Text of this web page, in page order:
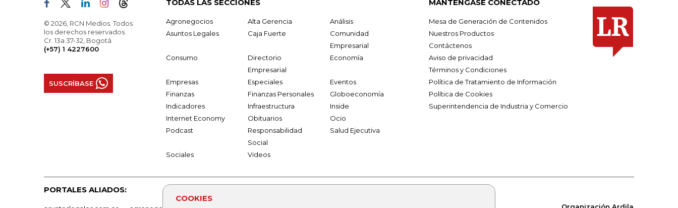
COOKIES
© 2026, RCN Medios. Todos
los derechos reservados.
Cr. 13a 37-32, Bogotá
(+57) 1 4227600
SUSCRÍBASE
TODAS LAS SECCIONES
Agronegocios Alta Gerencia
Análisis
Asuntos Legales
Caja Fuerte
Comunidad
Empresarial
Consumo
Directorio
Empresarial
Economía
Empresas Especiales
Eventos
Finanzas
Finanzas Personales
Globoeconomía
Indicadores
Infraestructura
Inside
Internet Economy
Obituarios
Ocio
Podcast
Responsabilidad
Social
Salud Ejecutiva
Sociales Videos
MANTÉNGASE CONECTADO
Mesa de Generación de Contenidos
Nuestros Productos
Contáctenos
Aviso de privacidad
Términos y Condiciones
Política de Tratamiento de Información
Política de Cookies
Superintendencia de Industria y Comercio
PORTALES ALIADOS: